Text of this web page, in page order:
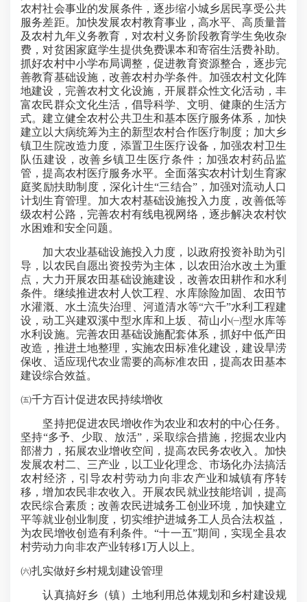
农村社会事业的发展条件，逐步缩小城乡居民享受公共
服务差距。加快发展农村教育事业，高水平、高质量普
及农村九年义务教育，对农村义务阶段教育学生免收杂
费，对贫困家庭学生提供免费课本和寄宿生活费补助。
抓好农村中小学布局调整，促进教育资源整合，逐步完
善教育基础设施，改善农村办学条件。加强农村文化阵
地建设，完善农村文化设施，开展群众性文化活动，丰
富农民群众文化生活，倡导科学、文明、健康的生活方
式。建立健全农村公共卫生和基本医疗服务体系，加快
建立以大病统筹为主的新型农村合作医疗制度；加大乡
镇卫生院改造力度，添置卫生医疗设备，加强农村卫生
队伍建设，改善乡镇卫生医疗条件；加强农村药品监
管，提高农村医疗服务水平。全面落实农村计划生育家
庭奖励扶助制度，深化计生“三结合”，加强对流动人口
计划生育管理。加大农村基础设施投入力度，改善低等
级农村公路，完善农村有线电视网络，逐步解决农村饮
水困难和安全问题。
加大农业基础设施投入力度，以政府投资补助为引
导，以农民自愿出资投劳为主体，以农田治水改土为重
点，大力开展农田基础设施建设，改善农田耕作和水利
条件。继续推进农村人饮工程、水库除险加固、农田节
水灌溉、水土流失治理、河道清水等“六千”水利工程建
设，动工兴建双溪中型水库和上坂、荷山小㈠型水库等
水利设施。完善农田基础设施配套体系，抓好中低产田
改造，推进土地整理，实施农田标准化建设，建设旱涝
保收、适应现代农业需要的高标准农田，提高农田基本
建设综合效益。
㈤千方百计促进农民持续增收
坚持把促进农民增收作为农业和农村的中心任务。
坚持“多予、少取、放活”，采取综合措施，挖掘农业内
部潜力，拓展农业增收空间，提高农民务农收入。加快
发展农村二、三产业，以工业化理念、市场化办法搞活
农村经济，引导农村劳动力向非农产业和城镇有序转
移，增加农民非农收入。开展农民就业技能培训，提高
农民综合素质；改善农民进城务工创业环境，加快建立
平等就业创业制度，切实维护进城务工人员合法权益，
为农民增收创造有利条件。“十一五”期间，实现全县农
村劳动力向非农产业转移1万人以上。
㈥扎实做好乡村规划建设管理
认真搞好乡（镇）土地利用总体规划和乡村建设规